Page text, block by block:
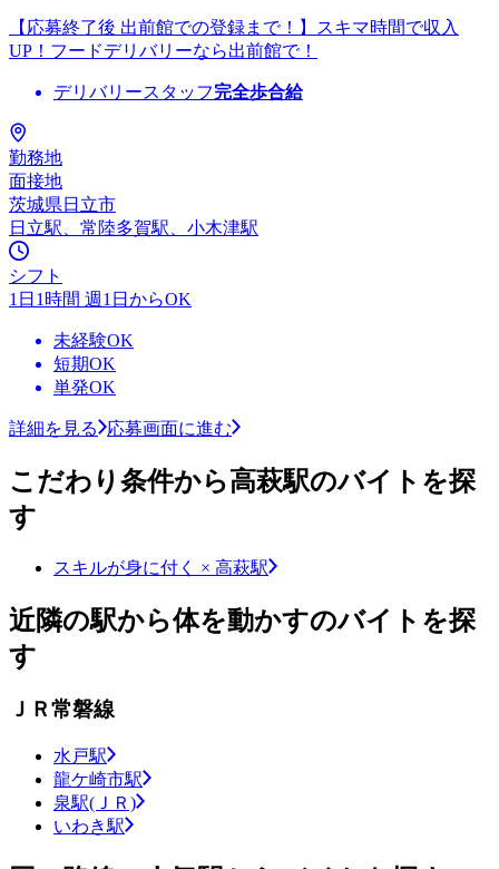
【応募終了後 出前館での登録まで！】スキマ時間で収入
UP！フードデリバリーなら出前館で！
デリバリースタッフ完全歩合給
勤務地
面接地
茨城県日立市
日立駅、常陸多賀駅、小木津駅
シフト
1日1時間 週1日からOK
未経験OK
短期OK
単発OK
詳細を見る 応募画面に進む
こだわり条件から高萩駅のバイトを探
す
スキルが身に付く × 高萩駅
近隣の駅から体を動かすのバイトを探
す
ＪＲ常磐線
水戸駅
龍ケ崎市駅
泉駅(ＪＲ)
いわき駅